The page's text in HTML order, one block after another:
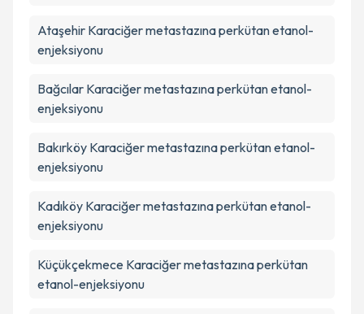
Ataşehir Karaciğer metastazına perkütan etanol-
enjeksiyonu
Bağcılar Karaciğer metastazına perkütan etanol-
enjeksiyonu
Bakırköy Karaciğer metastazına perkütan etanol-
enjeksiyonu
Kadıköy Karaciğer metastazına perkütan etanol-
enjeksiyonu
Küçükçekmece Karaciğer metastazına perkütan
etanol-enjeksiyonu